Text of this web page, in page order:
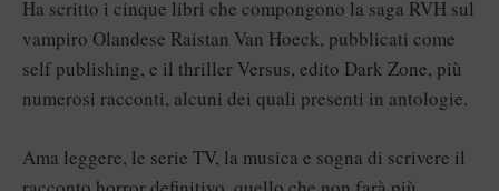
Ha scritto i cinque libri che compongono la saga RVH sul
vampiro Olandese Raistan Van Hoeck, pubblicati come
self publishing, e il thriller Versus, edito Dark Zone, più
numerosi racconti, alcuni dei quali presenti in antologie.
Ama leggere, le serie TV, la musica e sogna di scrivere il